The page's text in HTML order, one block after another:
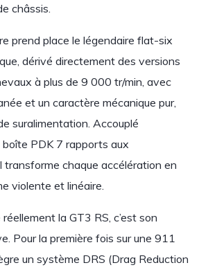
châssis.
prend place le légendaire flat-six
dérivé directement des versions
à plus de 9 000 tr/min, avec
et un caractère mécanique pur,
suralimentation. Accouplé
PDK 7 rapports aux
chaque accélération en
violente et linéaire.
la GT3 RS, c’est son
Pour la première fois sur une 911
un système DRS (Drag Reduction